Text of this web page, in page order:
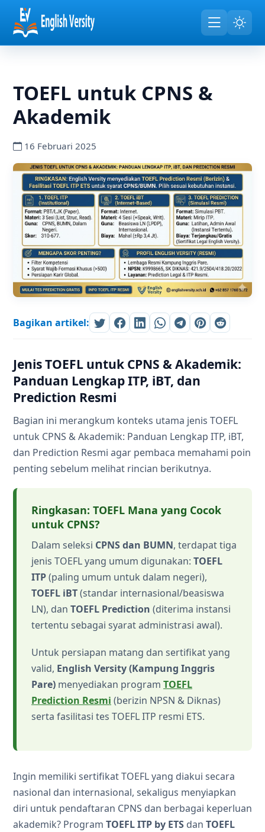
TOEFL untuk CPNS &
Akademik
16 Februari 2025
Bagikan artikel:
Jenis TOEFL untuk CPNS & Akademik:
Panduan Lengkap ITP, iBT, dan
Prediction Resmi
Bagian ini merangkum konteks utama jenis TOEFL
untuk CPNS & Akademik: Panduan Lengkap ITP, iBT,
dan Prediction Resmi agar pembaca memahami poin
penting sebelum melihat rincian berikutnya.
Ringkasan: TOEFL Mana yang Cocok
untuk CPNS?
Dalam seleksi CPNS dan BUMN, terdapat tiga
jenis TOEFL yang umum digunakan: TOEFL
ITP(paling umum untuk dalam negeri),
TOEFL iBT(standar internasional/beasiswa
LN), dan TOEFL Prediction (diterima instansi
tertentu sebagai syarat administrasi awal).
Untuk persiapan matang dan sertifikat yang
valid, English Versity (Kampung Inggris
Pare) menyediakan program TOEFL
Prediction Resmi (berizin NPSN & Diknas)
serta fasilitasi tes TOEFL ITP resmi ETS.
Ingin memiliki sertifikat TOEFL yang diakui secara
nasional dan internasional, sekaligus menyiapkan
diri untuk pendaftaran CPNS dan berbagai keperluan
akademik? Program TOEFL ITP by ETS dan TOEFL